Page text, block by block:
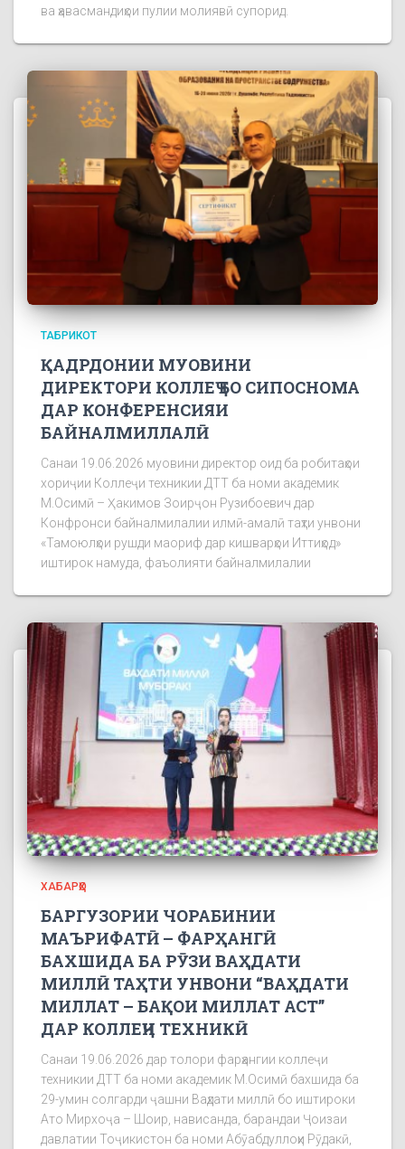
ва ҳавасмандиҳои пулии молиявӣ супорид.
ТАБРИКОТ
ҚАДРДОНИИ МУОВИНИ
ДИРЕКТОРИ КОЛЛЕҶ БО СИПОСНОМА
ДАР КОНФЕРЕНСИЯИ
БАЙНАЛМИЛЛАЛӢ
Санаи 19.06.2026 муовини директор оид ба робитаҳои
хориҷии Коллеҷи техникии ДТТ ба номи академик
М.Осимӣ – Ҳакимов Зоирҷон Рузибоевич дар
Конфронси байналмилалии илмӣ-амалӣ таҳти унвони
«Тамоюлҳои рушди маориф дар кишварҳои Иттиҳод»
иштирок намуда, фаъолияти байналмилалии
ХАБАРҲО
БАРГУЗОРИИ ЧОРАБИНИИ
МАЪРИФАТӢ – ФАРҲАНГӢ
БАХШИДА БА РӮЗИ ВАҲДАТИ
МИЛЛӢ ТАҲТИ УНВОНИ “ВАҲДАТИ
МИЛЛАТ – БАҚОИ МИЛЛАТ АСТ”
ДАР КОЛЛЕҶИ ТЕХНИКӢ
Санаи 19.06.2026 дар толори фарҳангии коллеҷи
техникии ДТТ ба номи академик М.Осимӣ бахшида ба
29-умин солгарди ҷашни Ваҳдати миллӣ бо иштироки
Ато Мирхоҷа – Шоир, нависанда, барандаи Ҷоизаи
давлатии Тоҷикистон ба номи Абӯабдуллоҳи Рӯдакӣ,